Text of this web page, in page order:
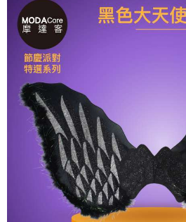
４．使用「AFTEE先享後付」時，將依據個
時審查核予不同之上限額度；若仍有額度不
請求用戶進行身份認證。
５．嚴禁一人註冊多個帳號或使用他人資訊
恩沛科技股份有限公司將有權停止該用戶之